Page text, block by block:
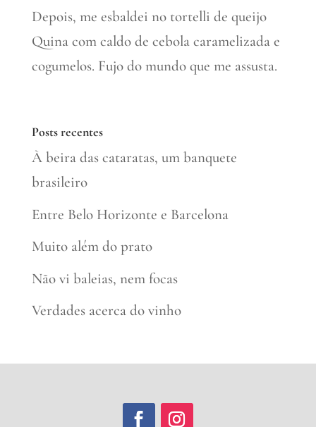
Depois, me esbaldei no tortelli de queijo
Quina com caldo de cebola caramelizada e
cogumelos. Fujo do mundo que me assusta.
Posts recentes
À beira das cataratas, um banquete
brasileiro
Entre Belo Horizonte e Barcelona
Muito além do prato
Não vi baleias, nem focas
Verdades acerca do vinho